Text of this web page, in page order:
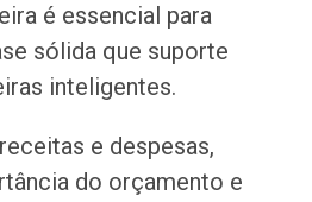
é essencial para
sólida que suporte
inteligentes.
e despesas,
do orçamento e